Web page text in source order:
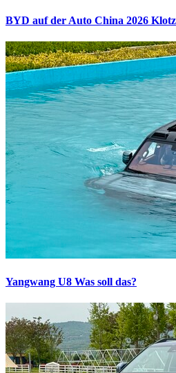
BYD auf der Auto China 2026
Yangwang U8 Was soll das?